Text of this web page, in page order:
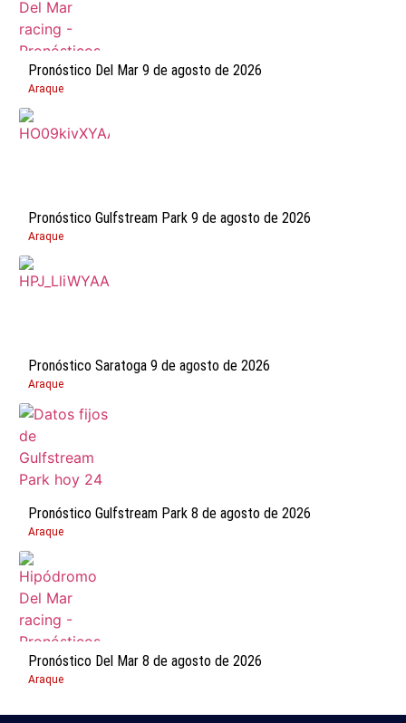
Pronóstico Del Mar 9 de agosto de 2026
Araque
Pronóstico Gulfstream Park 9 de agosto de 2026
Araque
Pronóstico Saratoga 9 de agosto de 2026
Araque
Pronóstico Gulfstream Park 8 de agosto de 2026
Araque
Pronóstico Del Mar 8 de agosto de 2026
Araque